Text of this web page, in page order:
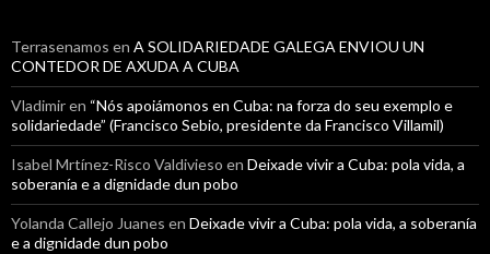
Terrasenamos en A SOLIDARIEDADE GALEGA ENVIOU UN
CONTEDOR DE AXUDA A CUBA
Vladimiren “Nós apoiámonos en Cuba: na forza do seu exemplo e
solidariedade” (Francisco Sebio, presidente da Francisco Villamil)
Isabel Mrtínez-Risco Valdivieso en Deixade vivir a Cuba: pola vida, a
soberanía e a dignidade dun pobo
Yolanda Callejo Juanes en Deixade vivir a Cuba: pola vida, a soberanía
e a dignidade dun pobo